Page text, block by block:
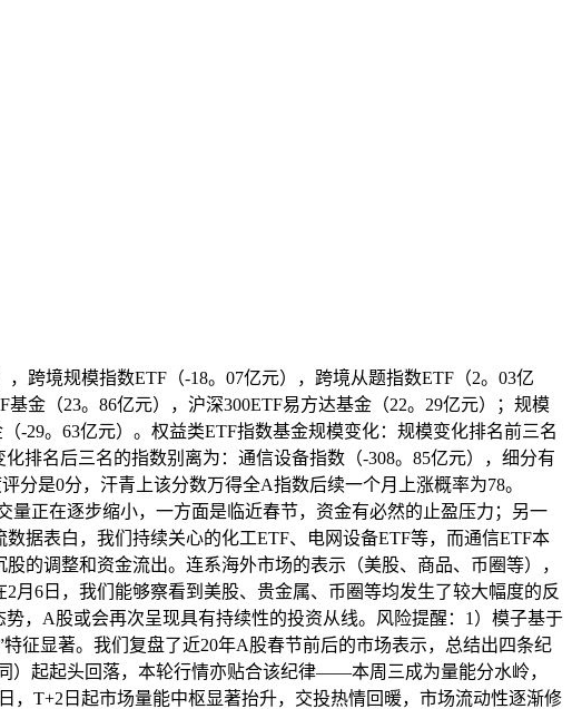
跨境规模指数ETF（-18。07亿元），跨境从题指数ETF（2。03亿
金（23。86亿元），沪深300ETF易方达基金（22。29亿元）；规模
-29。63亿元）。权益类ETF指数基金规模变化：规模变化排名前三名
排名后三名的指数别离为：通信设备指数（-308。85亿元），细分有
分是0分，汗青上该分数万得全A指数后续一个月上涨概率为78。
正在逐步缩小，一方面是临近春节，资金有必然的止盈压力；另一
据表白，我们持续关心的化工ETF、电网设备ETF等，而通信ETF本
的调整和资金流出。连系海外市场的表示（美股、商品、币圈等），
6日，我们能够察看到美股、贵金属、币圈等均发生了较大幅度的反
，A股或会再次呈现具有持续性的投资从线。风险提醒：1）模子基于
征显著。我们复盘了近20年A股春节前后的市场表示，总结出四条纪
）起起头回落，本轮行情亦贴合该纪律——本周三成为量能分水岭，
T+2日起市场量能中枢显著抬升，交投热情回暖，市场流动性逐渐修